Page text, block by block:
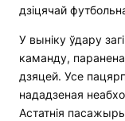
дзіцячай
У выніку ўдару
каманду,
дзяцей. Усе
нададзеная
Астатнія